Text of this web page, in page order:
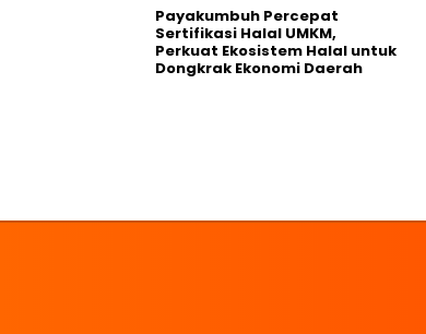
Payakumbuh Percepat
Sertifikasi Halal UMKM,
Perkuat Ekosistem Halal untuk
Dongkrak Ekonomi Daerah